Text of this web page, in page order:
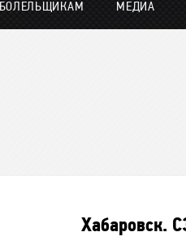
БОЛЕЛЬЩИКАМ МЕДИА
Хабаровск.